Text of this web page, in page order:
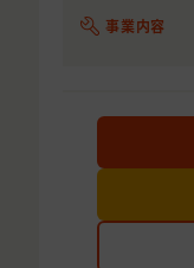
事業内容